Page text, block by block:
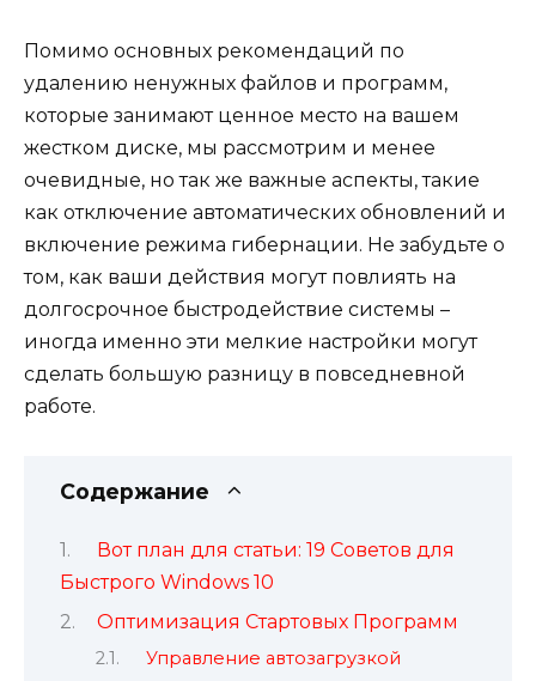
Помимо основных рекомендаций по
удалению ненужных файлов и программ,
которые занимают ценное место на вашем
жестком диске, мы рассмотрим и менее
очевидные, но так же важные аспекты, такие
как отключение автоматических обновлений и
включение режима гибернации. Не забудьте о
том, как ваши действия могут повлиять на
долгосрочное быстродействие системы –
иногда именно эти мелкие настройки могут
сделать большую разницу в повседневной
работе.
Содержание
Вот план для статьи: 19 Советов для
Быстрого Windows 10
Оптимизация Стартовых Программ
Управление автозагрузкой